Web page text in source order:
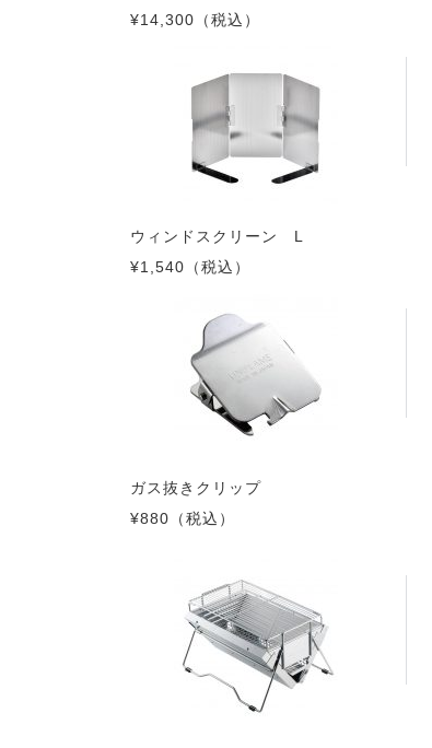
¥14,300 （税込）
ウィンドスクリーン L
¥1,540 （税込）
ガス抜きクリップ
¥880 （税込）